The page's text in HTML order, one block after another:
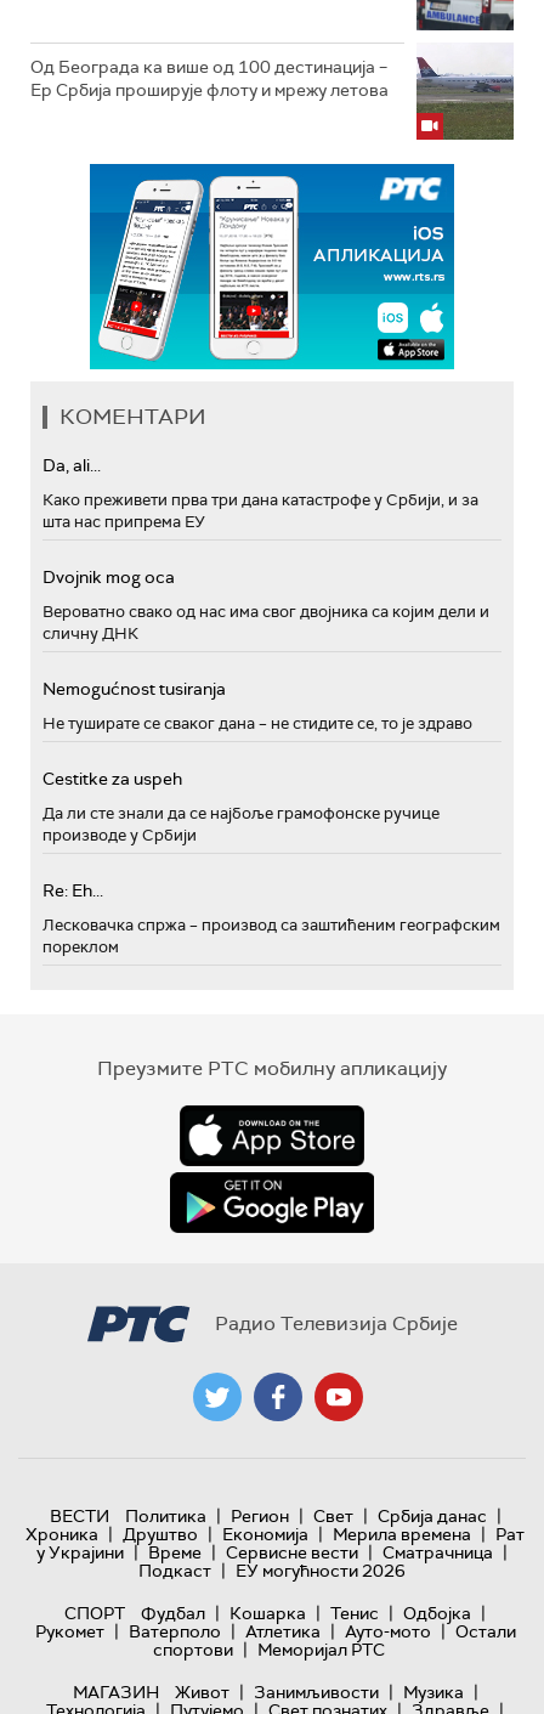
Од Београда ка више од 100 дестинација –
Ер Србија проширује флоту и мрежу летова
КОМЕНТАРИ
Da, ali...
Како преживети прва три дана катастрофе у Србији, и за
шта нас припрема ЕУ
Dvojnik mog oca
Вероватно свако од нас има свог двојника са којим дели и
сличну ДНК
Nemogućnost tusiranja
Не туширате се сваког дана – не стидите се, то је здраво
Cestitke za uspeh
Да ли сте знали да се најбоље грамофонске ручице
производе у Србији
Re: Eh...
Лесковачка спржа – производ са заштићеним географским
пореклом
Преузмите РТС мобилну апликацију
Радио Телевизија Србије
ВЕСТИ Политика | Регион | Свет | Србија данас |
Хроника | Друштво | Економија | Мерила времена | Рат
у Украјини | Време | Сервисне вести | Сматрачница |
Подкаст | ЕУ могућности 2026
СПОРТ
Фудбал | Кошарка | Тенис | Одбојка |
Рукомет | Ватерполо | Атлетика | Ауто-мото | Остали
спортови | Меморијал РТС
МАГАЗИН
Живот | Занимљивости | Музика |